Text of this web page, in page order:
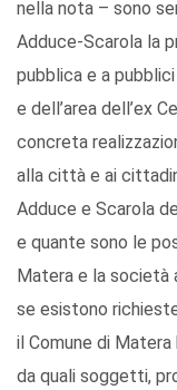
nella nota – sono
Adduce-Scarola la
pubblica e a
e dell’area dell’ex
concreta
alla città e ai
Adduce e Scarola
e quante sono le
Matera e la
se esistono
il Comune di
da quali soggetti,